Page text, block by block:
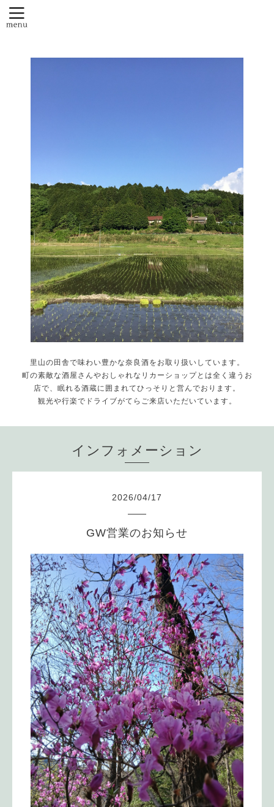
里山の田舎で味わい豊かな奈良酒をお取り扱いしています。
町の素敵な酒屋さんやおしゃれなリカーショップとは全く違うお
店で、眠れる酒蔵に囲まれてひっそりと営んでおります。
観光や行楽でドライブがてらご来店いただいています。
インフォメーション
2026/04/17
GW営業のお知らせ